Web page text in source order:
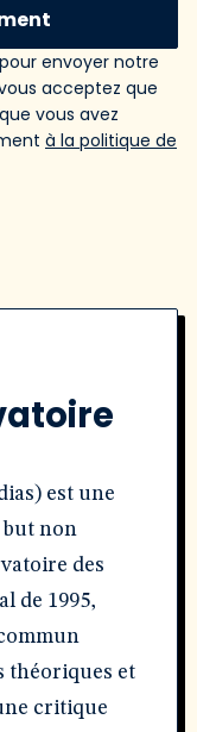
envoyer notre
acceptez que
vous avez
à la politique de
est une
but non
des
de 1995,
théoriques et
critique